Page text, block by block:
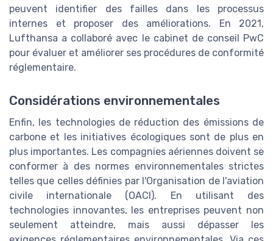
peuvent identifier des failles dans les processus
internes et proposer des améliorations. En 2021,
Lufthansa a collaboré avec le cabinet de conseil PwC
pour évaluer et améliorer ses procédures de conformité
réglementaire.
Considérations environnementales
Enfin, les technologies de réduction des émissions de
carbone et les initiatives écologiques sont de plus en
plus importantes. Les compagnies aériennes doivent se
conformer à des normes environnementales strictes
telles que celles définies par l'Organisation de l'aviation
civile internationale (OACI). En utilisant des
technologies innovantes, les entreprises peuvent non
seulement atteindre, mais aussi dépasser les